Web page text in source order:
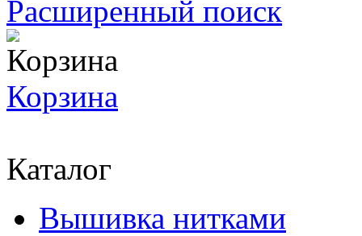
Расширенный поиск
Корзина
Каталог
Вышивка нитками